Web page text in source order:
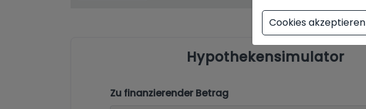
Hypothekensimulator
Zu finanzierender Betrag
Cookies akzeptieren